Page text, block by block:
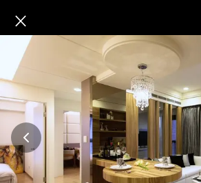
晢晢林苑|北歐風|15坪
×